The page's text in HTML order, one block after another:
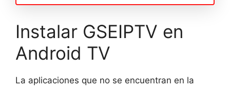
Instalar GSEIPTV en
Android TV
La aplicaciones que no se encuentran en la